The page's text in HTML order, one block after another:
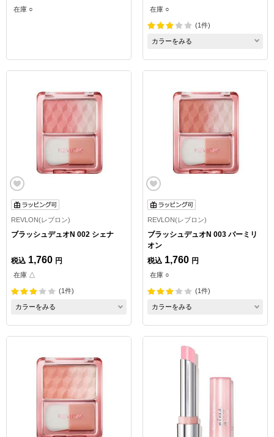
在庫 ○ 在庫 ○
(1件)
カラーをみる
REVLON(レブロン)
ブラッシュデュオN 002 シェナ
税込 1,760 円
在庫 △
(1件)
カラーをみる
REVLON(レブロン)
ブラッシュデュオN 003 バーミリ
オン
税込 1,760 円
在庫 ○
(1件)
カラーをみる